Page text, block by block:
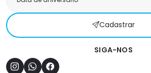
Cadastrar
SIGA-NOS